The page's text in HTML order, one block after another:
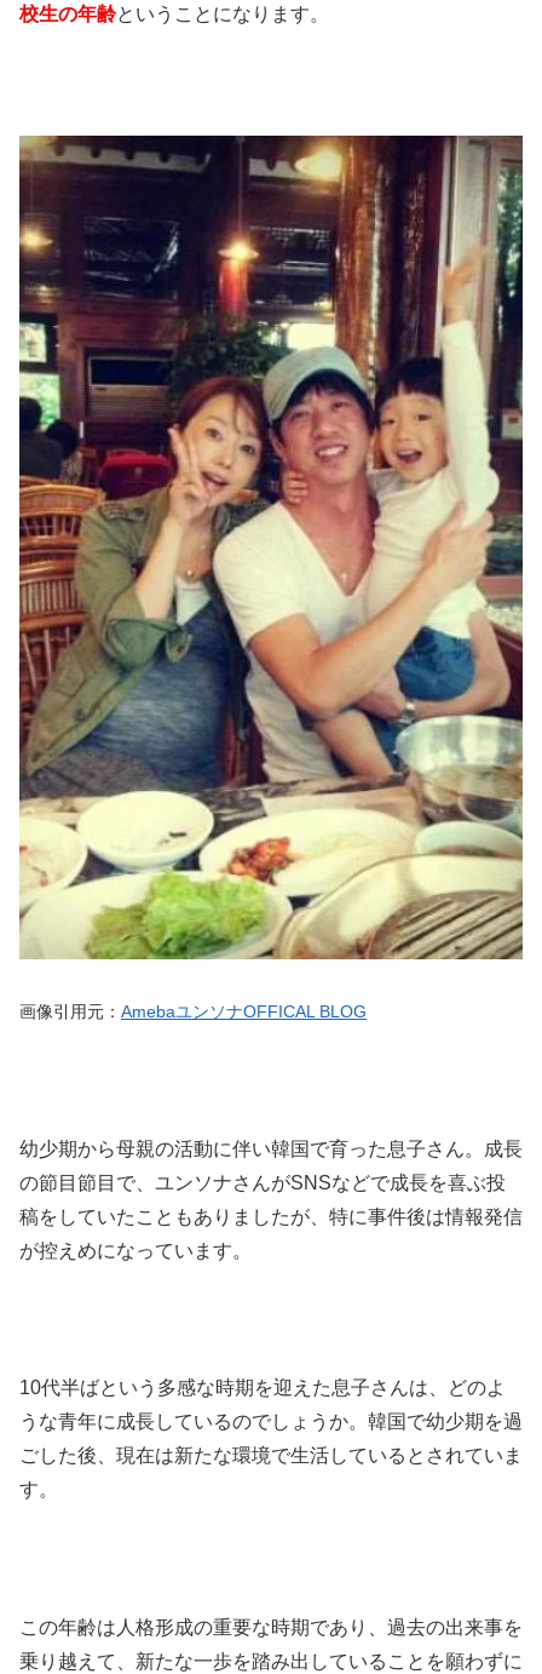
校生の年齢ということになります。
画像引用元： AmebaユンソナOFFICAL BLOG
幼少期から母親の活動に伴い韓国で育った息子さん。成長
の節目節目で、ユンソナさんがSNSなどで成長を喜ぶ投
稿をしていたこともありましたが、特に事件後は情報発信
が控えめになっています。
10代半ばという多感な時期を迎えた息子さんは、どのよ
うな青年に成長しているのでしょうか。韓国で幼少期を過
ごした後、現在は新たな環境で生活しているとされていま
す。
この年齢は人格形成の重要な時期であり、過去の出来事を
乗り越えて、新たな一歩を踏み出していることを願わずに